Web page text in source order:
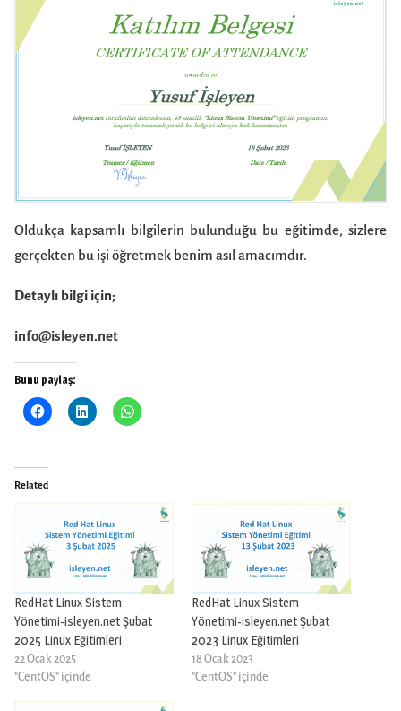
Oldukça kapsamlı bilgilerin bulunduğu bu eğitimde, sizlere
gerçekten bu işi öğretmek benim asıl amacımdır.
Detaylı bilgi için;
info@isleyen.net
Bunu paylaş:
Related
RedHat Linux Sistem
Yönetimi-isleyen.net Şubat
2025 Linux Eğitimleri
22 Ocak 2025
"CentOS" içinde
RedHat Linux Sistem
Yönetimi-isleyen.net Şubat
2023 Linux Eğitimleri
18 Ocak 2023
"CentOS" içinde